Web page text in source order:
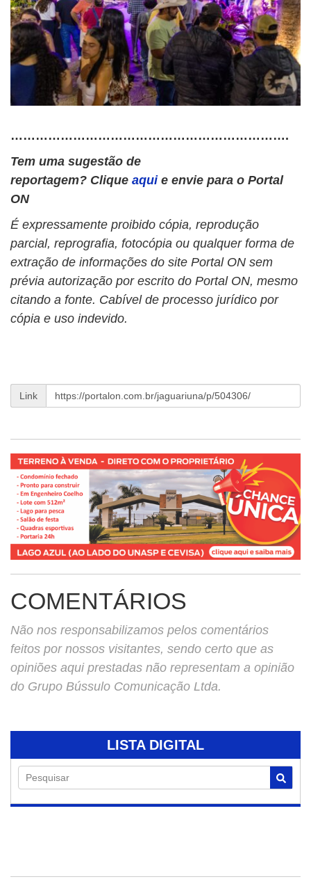
………………………………………………………….
Tem uma sugestão de
reportagem? Clique aqui e envie para o Portal
ON
É expressamente proibido cópia, reprodução
parcial, reprografia, fotocópia ou qualquer forma de
extração de informações do site Portal ON sem
prévia autorização por escrito do Portal ON, mesmo
citando a fonte. Cabível de processo jurídico por
cópia e uso indevido.
Link
COMENTÁRIOS
Não nos responsabilizamos pelos comentários
feitos por nossos visitantes, sendo certo que as
opiniões aqui prestadas não representam a opinião
do Grupo Bússulo Comunicação Ltda.
LISTA DIGITAL
Pesquisar